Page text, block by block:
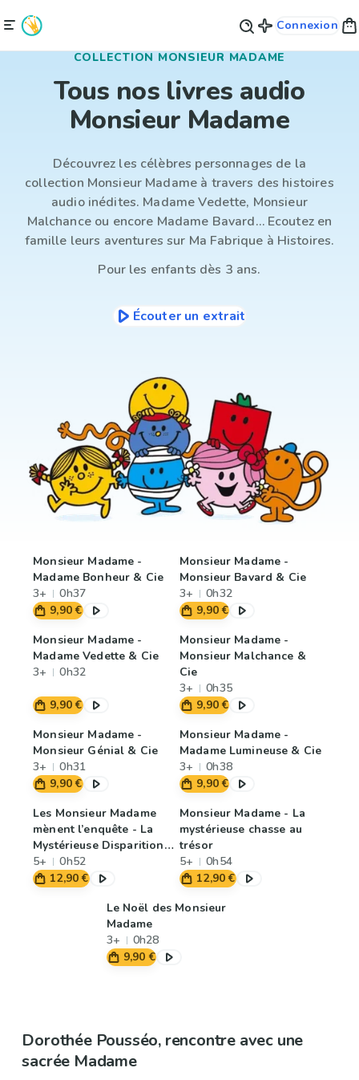
Connexion
COLLECTION MONSIEUR MADAME
Tous nos livres audio
Monsieur Madame
Découvrez les célèbres personnages de la
collection Monsieur Madame à travers des histoires
audio inédites. Madame Vedette, Monsieur
Malchance ou encore Madame Bavard… Ecoutez en
famille leurs aventures sur Ma Fabrique à Histoires.
Pour les enfants dès 3 ans.
Écouter un extrait
Monsieur Madame -
Madame Bonheur & Cie
3+
0h37
9,90 €
Monsieur Madame -
Monsieur Bavard & Cie
3+
0h32
9,90 €
Monsieur Madame -
Madame Vedette & Cie
3+
0h32
9,90 €
Monsieur Madame -
Monsieur Malchance &
Cie
3+
0h35
9,90 €
Monsieur Madame -
Monsieur Génial & Cie
3+
0h31
9,90 €
Monsieur Madame -
Madame Lumineuse & Cie
3+
0h38
9,90 €
Les Monsieur Madame
mènent l’enquête - La
Mystérieuse Disparition
du chapeau de Madame
Beauté
5+
0h52
12,90 €
Monsieur Madame - La
mystérieuse chasse au
trésor
5+
0h54
12,90 €
Le Noël des Monsieur
Madame
3+
0h28
9,90 €
Dorothée Pousséo, rencontre avec une
sacrée Madame